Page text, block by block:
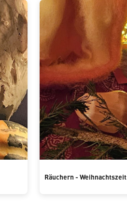
Räuchern - Weihnachtszeit